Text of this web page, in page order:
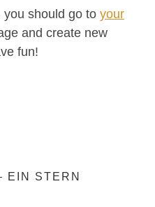
you should go to your
and create new
fun!
EIN STERN